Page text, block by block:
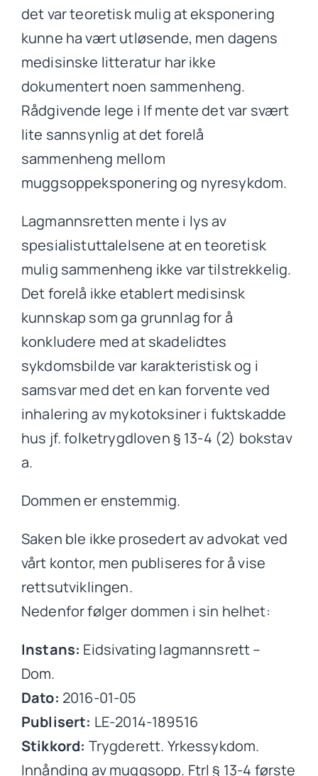
det var teoretisk mulig at eksponering
kunne ha vært utløsende, men dagens
medisinske litteratur har ikke
dokumentert noen sammenheng.
Rådgivende lege i If mente det var svært
lite sannsynlig at det forelå
sammenheng mellom
muggsoppeksponering og nyresykdom.
Lagmannsretten mente i lys av
spesialistuttalelsene at en teoretisk
mulig sammenheng ikke var tilstrekkelig.
Det forelå ikke etablert medisinsk
kunnskap som ga grunnlag for å
konkludere med at skadelidtes
sykdomsbilde var karakteristisk og i
samsvar med det en kan forvente ved
inhalering av mykotoksiner i fuktskadde
hus jf. folketrygdloven § 13-4 (2) bokstav
a.
Dommen er enstemmig.
Saken ble ikke prosedert av advokat ved
vårt kontor, men publiseres for å vise
rettsutviklingen.
Nedenfor følger dommen i sin helhet:
Instans: Eidsivating lagmannsrett –
Dom.
Dato: 2016-01-05
Publisert: LE-2014-189516
Stikkord: Trygderett. Yrkessykdom.
Innånding av muggsopp. Ftrl § 13-4 første